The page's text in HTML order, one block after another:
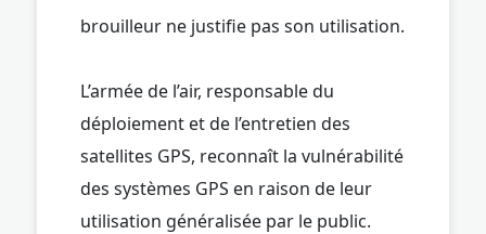
brouilleur ne justifie pas son utilisation.
L’armée de l’air, responsable du
déploiement et de l’entretien des
satellites GPS, reconnaît la vulnérabilité
des systèmes GPS en raison de leur
utilisation généralisée par le public.